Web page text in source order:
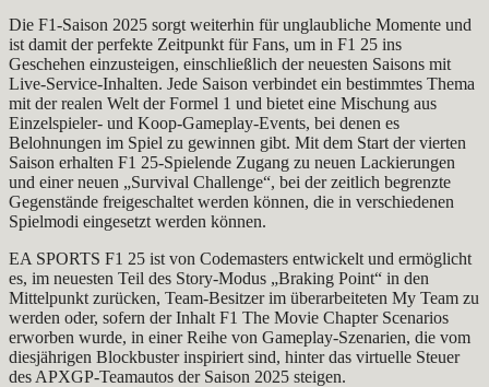
Die F1-Saison 2025 sorgt weiterhin für unglaubliche Momente und
ist damit der perfekte Zeitpunkt für Fans, um in F1 25 ins
Geschehen einzusteigen, einschließlich der neuesten Saisons mit
Live-Service-Inhalten. Jede Saison verbindet ein bestimmtes Thema
mit der realen Welt der Formel 1 und bietet eine Mischung aus
Einzelspieler- und Koop-Gameplay-Events, bei denen es
Belohnungen im Spiel zu gewinnen gibt. Mit dem Start der vierten
Saison erhalten F1 25-Spielende Zugang zu neuen Lackierungen
und einer neuen „Survival Challenge“, bei der zeitlich begrenzte
Gegenstände freigeschaltet werden können, die in verschiedenen
Spielmodi eingesetzt werden können.
EA SPORTS F1 25 ist von Codemasters entwickelt und ermöglicht
es, im neuesten Teil des Story-Modus „Braking Point“ in den
Mittelpunkt zurücken, Team-Besitzer im überarbeiteten My Team zu
werden oder, sofern der Inhalt F1 The Movie Chapter Scenarios
erworben wurde, in einer Reihe von Gameplay-Szenarien, die vom
diesjährigen Blockbuster inspiriert sind, hinter das virtuelle Steuer
des APXGP-Teamautos der Saison 2025 steigen.